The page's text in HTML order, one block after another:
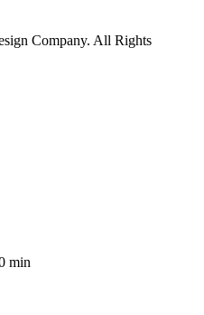
Company. All Rights
min